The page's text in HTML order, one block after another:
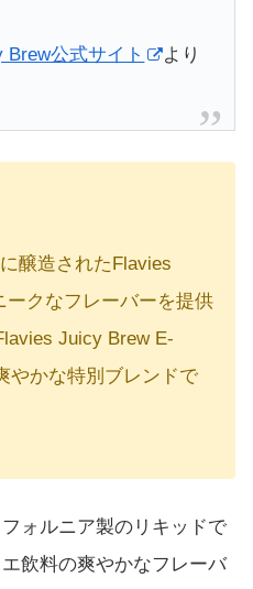
Brew公式サイト より
醸造されたFlavies
クなフレーバーを提供
Juicy Brew E-
やかな特別ブレンドで
ォルニア製のリキッドで
飲料の爽やかなフレーバ